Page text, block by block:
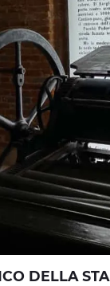
DELLA